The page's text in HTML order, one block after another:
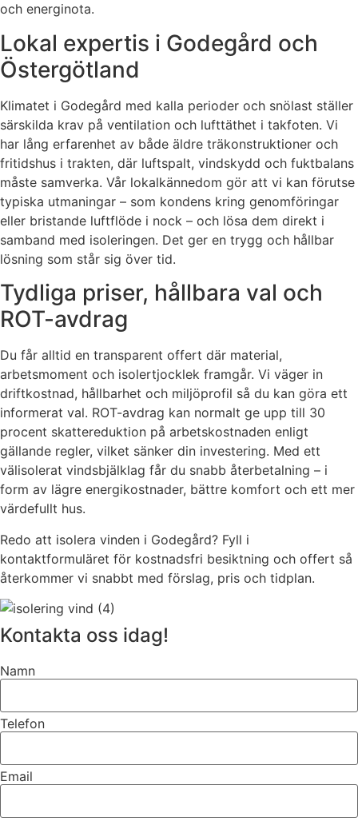
och energinota.
Lokal expertis i Godegård och
Östergötland
Klimatet i Godegård med kalla perioder och snölast ställer
särskilda krav på ventilation och lufttäthet i takfoten. Vi
har lång erfarenhet av både äldre träkonstruktioner och
fritidshus i trakten, där luftspalt, vindskydd och fuktbalans
måste samverka. Vår lokalkännedom gör att vi kan förutse
typiska utmaningar – som kondens kring genomföringar
eller bristande luftflöde i nock – och lösa dem direkt i
samband med isoleringen. Det ger en trygg och hållbar
lösning som står sig över tid.
Tydliga priser, hållbara val och
ROT-avdrag
Du får alltid en transparent offert där material,
arbetsmoment och isolertjocklek framgår. Vi väger in
driftkostnad, hållbarhet och miljöprofil så du kan göra ett
informerat val. ROT-avdrag kan normalt ge upp till 30
procent skattereduktion på arbetskostnaden enligt
gällande regler, vilket sänker din investering. Med ett
välisolerat vindsbjälklag får du snabb återbetalning – i
form av lägre energikostnader, bättre komfort och ett mer
värdefullt hus.
Redo att isolera vinden i Godegård? Fyll i
kontaktformuläret för kostnadsfri besiktning och offert så
återkommer vi snabbt med förslag, pris och tidplan.
Kontakta oss idag!
Namn
Telefon
Email